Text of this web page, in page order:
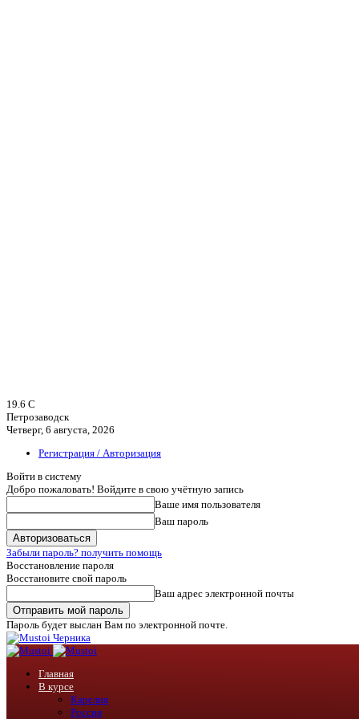
19.6 C
Петрозаводск
Четверг, 6 августа, 2026
Регистрация / Авторизация
Войти в систему
Добро пожаловать! Войдите в свою учётную запись
Ваше имя пользователя
Ваш пароль
Забыли пароль? получить помощь
Восстановление пароля
Восстановите свой пароль
Ваш адрес электронной почты
Пароль будет выслан Вам по электронной почте.
Черника
Главная
В курсе
Карелия
Россия